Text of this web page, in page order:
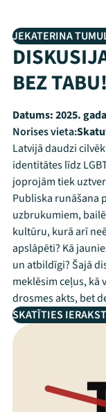
JEKATERINA
BEZ
Datums:2025.
Norises vieta:
Latvijā daudzi
identitātes līdz
joprojām tiek
Publiska runāšana
uzbrukumiem,
kultūru, kurā arī
apslāpēti? Kā
un atbildīgi? Šajā
meklēsim ceļus, kā
drosmes akts, bet
SKATĪTIES